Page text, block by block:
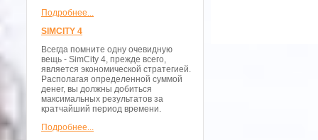
Подробнее...
SIMCITY 4
Всегда помните одну очевидную
вещь - SimCity 4, прежде всего,
является экономической стратегией.
Располагая определенной суммой
денег, вы должны добиться
максимальных результатов за
кратчайший период времени.
Подробнее...